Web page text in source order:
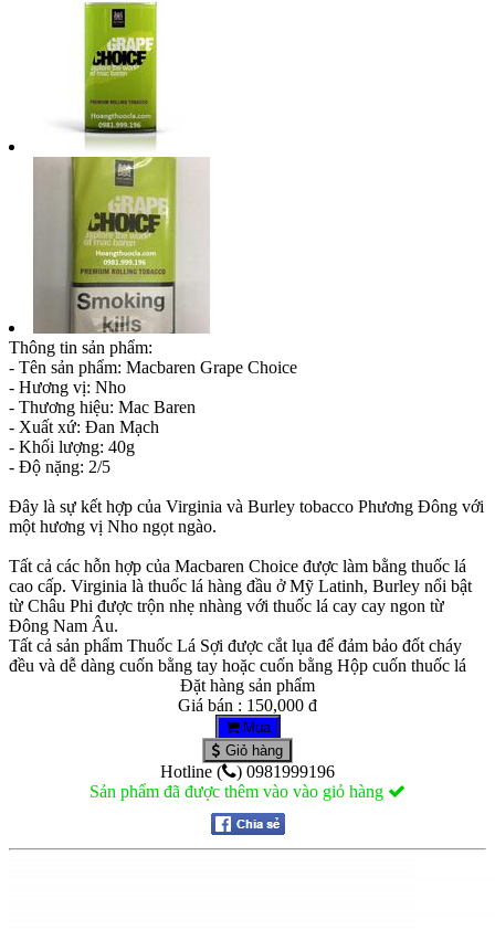
Thông tin sản phẩm:
- Tên sản phẩm: Macbaren Grape Choice
- Hương vị: Nho
- Thương hiệu: Mac Baren
- Xuất xứ: Đan Mạch
- Khối lượng: 40g
- Độ nặng: 2/5
Đây là sự kết hợp của Virginia và Burley tobacco Phương Đông với
một hương vị Nho ngọt ngào.
Tất cả các hỗn hợp của Macbaren Choice được làm bằng thuốc lá
cao cấp. Virginia là thuốc lá hàng đầu ở Mỹ Latinh, Burley nổi bật
từ Châu Phi được trộn nhẹ nhàng với thuốc lá cay cay ngon từ
Đông Nam Âu.
Tất cả sản phẩm Thuốc Lá Sợi được cắt lụa để đảm bảo đốt cháy
đều và dễ dàng cuốn bằng tay hoặc cuốn bằng Hộp cuốn thuốc lá
Đặt hàng sản phẩm
Giá bán : 150,000 đ
Mua
Giỏ hàng
Hotline (
) 0981999196
Sản phẩm đã được thêm vào vào giỏ hàng